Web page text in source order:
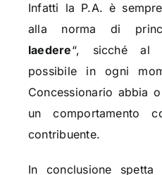
Infatti la P.A. è
alla norma di
laedere“, sicché al
possibile in ogni
Concessionario abbia
un comportamento
contribuente.
In conclusione spetta